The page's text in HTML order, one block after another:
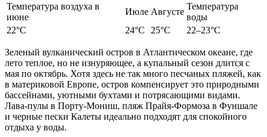
Температура воздуха в
июне
Июле Августе
Температура
воды
22°C
24°C 25°C 22–23°C
Зеленый вулканический остров в Атлантическом океане, где
лето теплое, но не изнуряющее, а купальный сезон длится с
мая по октябрь. Хотя здесь не так много песчаных пляжей, как
в материковой Европе, остров компенсирует это природными
бассейнами, уютными бухтами и потрясающими видами.
Лава-пулы в Порту-Мониш, пляж Прайя-Формоза в Фуншале
и черные пески Калеты идеально подходят для спокойного
отдыха у воды.